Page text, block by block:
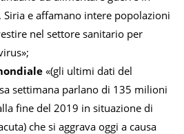
Siria e affamano intere popolazioni
nel settore sanitario per
«(gli ultimi dati del
settimana parlano di 135 milioni
fine del 2019 in situazione di
che si aggrava oggi a causa